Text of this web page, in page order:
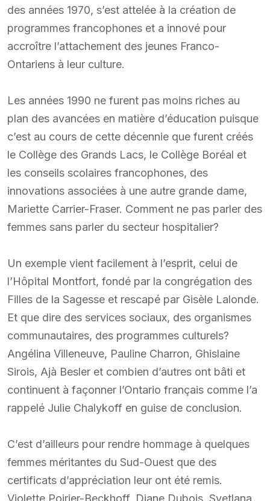
des années 1970, s’est attelée à la création de
programmes francophones et a innové pour
accroître l’attachement des jeunes Franco-
Ontariens à leur culture.
Les années 1990 ne furent pas moins riches au
plan des avancées en matière d’éducation puisque
c’est au cours de cette décennie que furent créés
le Collège des Grands Lacs, le Collège Boréal et
les conseils scolaires francophones, des
innovations associées à une autre grande dame,
Mariette Carrier-Fraser. Comment ne pas parler des
femmes sans parler du secteur hospitalier?
Un exemple vient facilement à l’esprit, celui de
l’Hôpital Montfort, fondé par la congrégation des
Filles de la Sagesse et rescapé par Gisèle Lalonde.
Et que dire des services sociaux, des organismes
communautaires, des programmes culturels?
Angélina Villeneuve, Pauline Charron, Ghislaine
Sirois, Ajà Besler et combien d’autres ont bâti et
continuent à façonner l’Ontario français comme l’a
rappelé Julie Chalykoff en guise de conclusion.
C’est d’ailleurs pour rendre hommage à quelques
femmes méritantes du Sud-Ouest que des
certificats d’appréciation leur ont été remis.
Violette Poirier-Beckhoff, Diane Dubois, Svetlana